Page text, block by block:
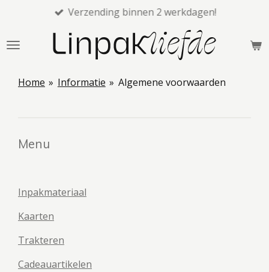
naar
Verzending binnen 2 werkdagen!
Home » Informatie » Algemene voorwaarden
Menu
Inpakmateriaal
Kaarten
Trakteren
Cadeauartikelen